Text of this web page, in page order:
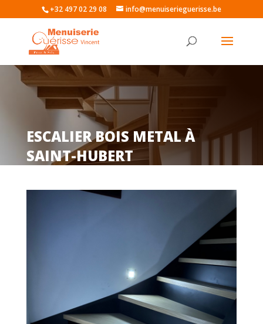
+32 497 02 29 08 info@menuiserieguerisse.be
ESCALIER BOIS METAL À
SAINT-HUBERT